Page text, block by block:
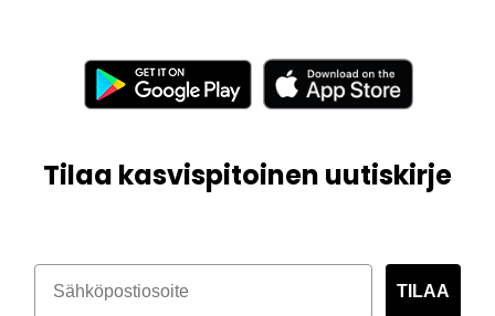
Tilaa kasvispitoinen uutiskirje
TILAA